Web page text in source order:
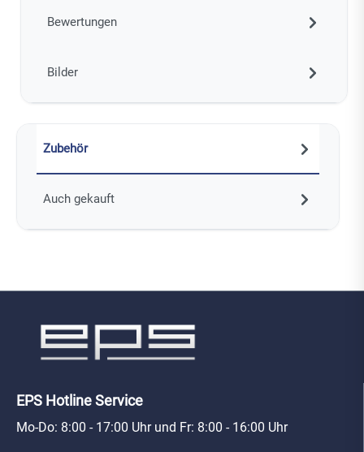
Bewertungen
Bilder
Zubehör
Auch gekauft
EPS Hotline Service
Mo-Do: 8:00 - 17:00 Uhr und Fr: 8:00 - 16:00 Uhr